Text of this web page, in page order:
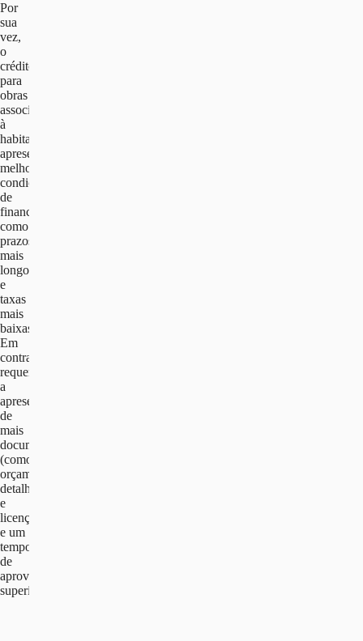
Por
sua
vez,
o
crédito
para
obras
associado
à
habitação
apresenta
melhores
condições
de
financiamento,
como
prazos
mais
longos
e
taxas
mais
baixas.
Em
contrapartida,
requer
a
apresentação
de
mais
documentos
(como
orçamentos
detalhados
e
licenças)
e um
tempo
de
aprovação
superior.